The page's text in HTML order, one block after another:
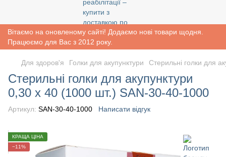
Вітаємо на оновленому сайті! Додаємо нові товари щодня.
Працюємо для Вас з 2012 року.
Для здоров'я Голки для акупунктури Стерильні голки для
Стерильні голки для акупунктури
0,30 х 40 (1000 шт.) SAN-30-40-1000
Артикул: SAN-30-40-1000 Написати відгук
КРАЩА ЦІНА
−11%